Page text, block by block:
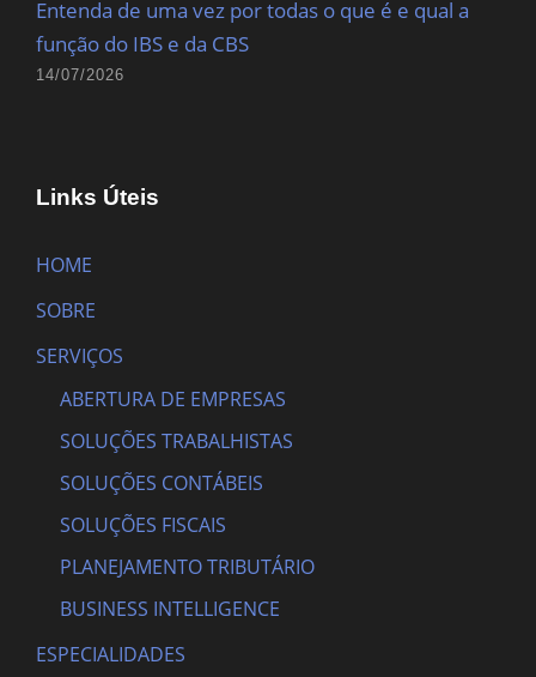
Entenda de uma vez por todas o que é e qual a
função do IBS e da CBS
14/07/2026
Links Úteis
HOME
SOBRE
SERVIÇOS
ABERTURA DE EMPRESAS
SOLUÇÕES TRABALHISTAS
SOLUÇÕES CONTÁBEIS
SOLUÇÕES FISCAIS
PLANEJAMENTO TRIBUTÁRIO
BUSINESS INTELLIGENCE
ESPECIALIDADES